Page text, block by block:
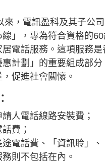
來，電訊盈科及其子公
線」，專為符合資格的
電話服務。這項服務
計劃」的重要組成部
促進社會關懷。
請人電話線路安裝費；
費；
途電話費、「資訊聆」
務則不包括在內。